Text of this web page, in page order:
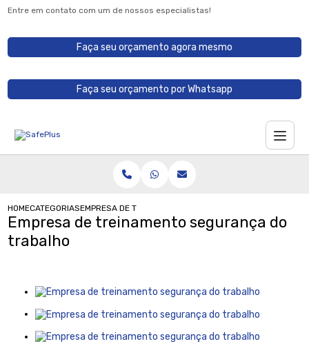
Entre em contato com um de nossos especialistas!
Faça seu orçamento agora mesmo
Faça seu orçamento por Whatsapp
HOMECATEGORIASEMPRESA DE TREINAMENTO SEGURANÇA DO TRABALHO
Empresa de treinamento segurança do
trabalho